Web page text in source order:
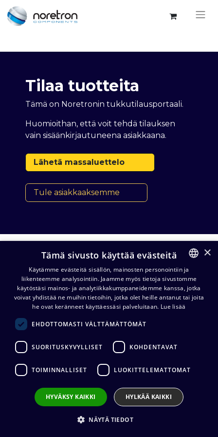
Tilaa tuotteita
Tämä on Noretronin tukkutilausportaali.
Huomioithan, että voit tehdä tilauksen
vain sisäänkirjautuneena asiakkaana.
Lähetä massaluettelo
Tule asiakkaaksemme
Data
Datakaapelit Dataliittimet
Kabeltronik Digiflex AES/EBU
FRNC 2x2x0,22 mm², 100 m kela
(alv. 0 %)
Kaapelin valmistaja
Ulkovaipan materiaali
Lisää koriin
Kaapelikela IT266.RM, 28/11 cm,
FINNISH
ENGLISH
×
Tämä sivusto käyttää evästeitä
Käytämme evästeitä sisällön, mainosten personointiin ja
liikenteemme analysointiin. Jaamme myös tietoja sivustomme
käytöstäsi mainos- ja analytiikkakumppaneidemme kanssa, jotka
voivat yhdistää ne muihin tietoihin, jotka olet heille antanut tai joita
he ovat keränneet käyttäessäsi palveluitaan. Lue lisää
EHDOTTOMASTI VÄLTTÄMÄTTÖMÄT
SUORITUSKYVYLLISET KOHDENTAVAT
TOIMINNALLISET LUOKITTELEMATTOMAT
HYVÄKSY KAIKKI HYLKÄÄ KAIKKI
NÄYTÄ TIEDOT